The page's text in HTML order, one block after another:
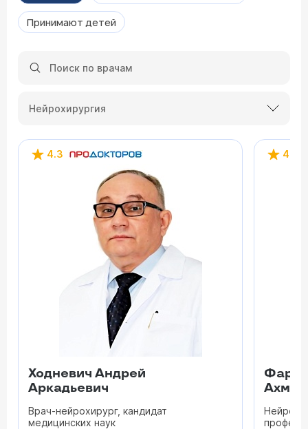
Принимают детей
Нейрохирургия
4.3
Ходневич Андрей
Аркадьевич
Врач-нейрохирург, кандидат
медицинских наук
4.5